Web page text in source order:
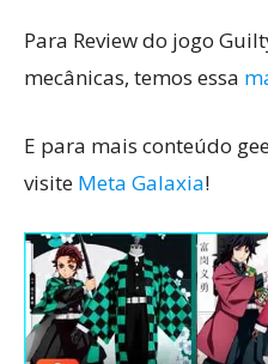
Para Review do jogo
mecânicas, temos essa
E para mais conteúdo
visite Meta Galaxia!